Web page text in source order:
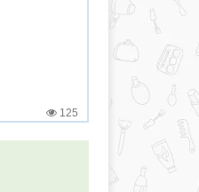
125